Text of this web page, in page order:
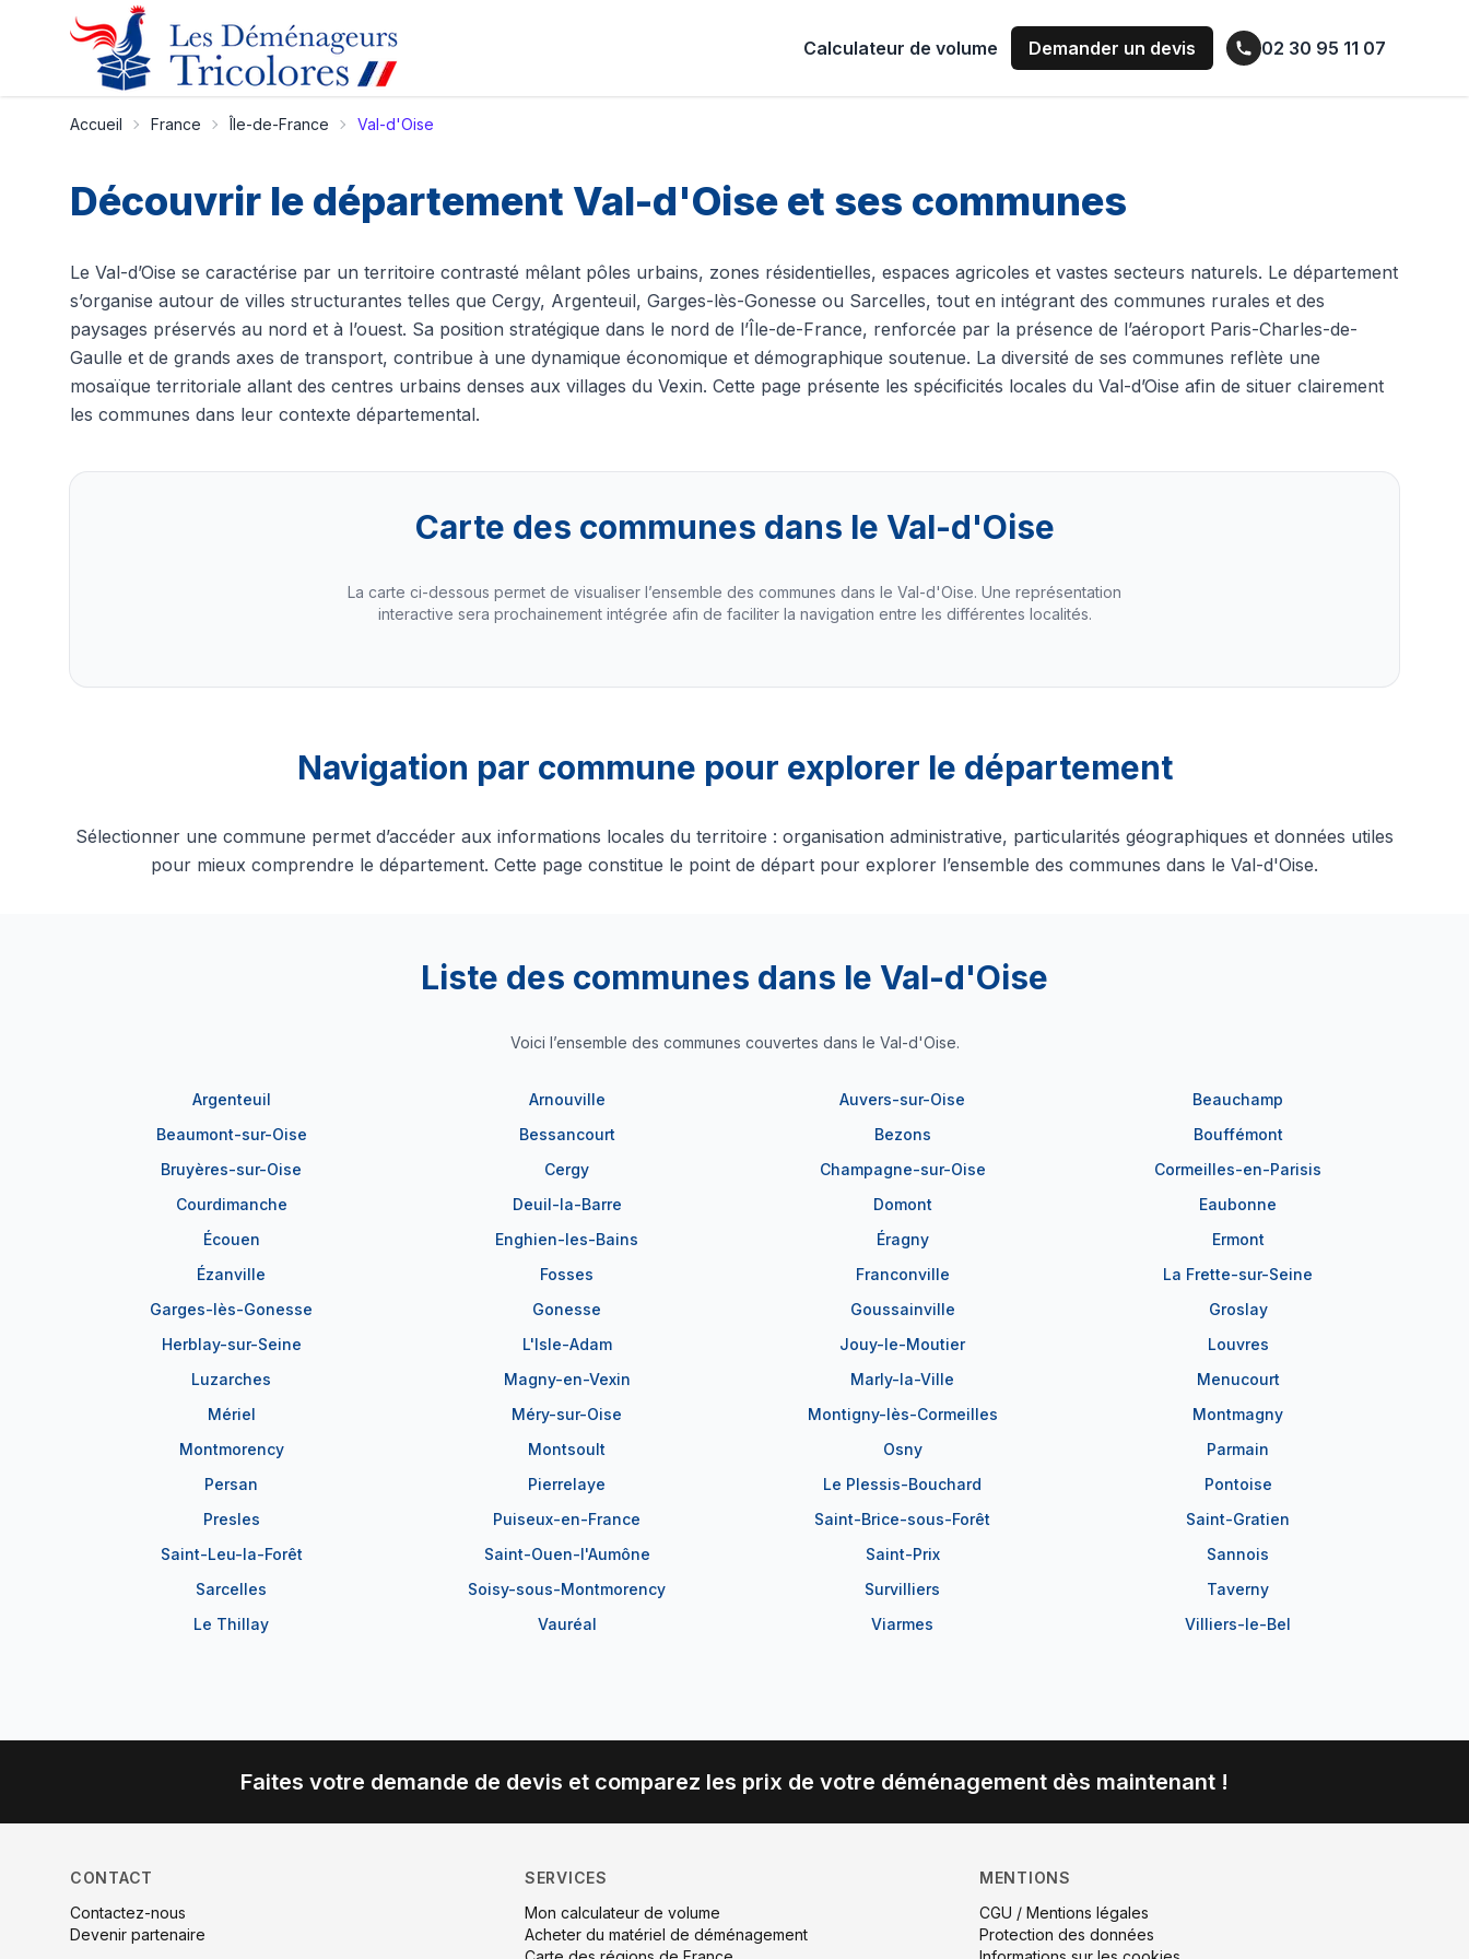
Calculateur de volume Demander un devis 02 30 95 11 07
Accueil France Île-de-France Val-d'Oise
Découvrir le département Val-d'Oise et ses communes
Le Val-d’Oise se caractérise par un territoire contrasté mêlant pôles urbains, zones résidentielles, espaces agricoles et vastes secteurs naturels. Le département
s’organise autour de villes structurantes telles que Cergy, Argenteuil, Garges-lès-Gonesse ou Sarcelles, tout en intégrant des communes rurales et des
paysages préservés au nord et à l’ouest. Sa position stratégique dans le nord de l’Île-de-France, renforcée par la présence de l’aéroport Paris-Charles-de-
Gaulle et de grands axes de transport, contribue à une dynamique économique et démographique soutenue. La diversité de ses communes reflète une
mosaïque territoriale allant des centres urbains denses aux villages du Vexin. Cette page présente les spécificités locales du Val-d’Oise afin de situer clairement
les communes dans leur contexte départemental.
Carte des communes dans le Val-d'Oise
La carte ci-dessous permet de visualiser l’ensemble des communes dans le Val-d'Oise. Une représentation
interactive sera prochainement intégrée afin de faciliter la navigation entre les différentes localités.
Navigation par commune pour explorer le département
Sélectionner une commune permet d’accéder aux informations locales du territoire : organisation administrative, particularités géographiques et données utiles
pour mieux comprendre le département. Cette page constitue le point de départ pour explorer l’ensemble des communes dans le Val-d'Oise.
Liste des communes dans le Val-d'Oise
Voici l’ensemble des communes couvertes dans le Val-d'Oise.
Argenteuil Arnouville Auvers-sur-Oise
Beauchamp
Beaumont-sur-Oise
Bessancourt Bezons
Bouffémont
Bruyères-sur-Oise
Cergy Champagne-sur-Oise
Cormeilles-en-Parisis
Courdimanche
Deuil-la-Barre Domont
Eaubonne
Écouen
Enghien-les-Bains Éragny
Ermont
Ézanville
Fosses Franconville
La Frette-sur-Seine
Garges-lès-Gonesse
Gonesse Goussainville
Groslay
Herblay-sur-Seine
L'Isle-Adam Jouy-le-Moutier
Louvres
Luzarches
Magny-en-Vexin Marly-la-Ville
Menucourt
Mériel
Méry-sur-Oise Montigny-lès-Cormeilles
Montmagny
Montmorency
Montsoult Osny
Parmain
Persan
Pierrelaye Le Plessis-Bouchard
Pontoise
Presles
Puiseux-en-France Saint-Brice-sous-Forêt
Saint-Gratien
Saint-Leu-la-Forêt
Saint-Ouen-l'Aumône Saint-Prix
Sannois
Sarcelles
Soisy-sous-Montmorency Survilliers
Taverny
Le Thillay
Vauréal Viarmes Villiers-le-Bel
Faites votre demande de devis et comparez les prix de votre déménagement dès maintenant !
CONTACT
Contactez-nous
Devenir partenaire
SERVICES
Mon calculateur de volume
Acheter du matériel de déménagement
MENTIONS
CGU / Mentions légales
Protection des données